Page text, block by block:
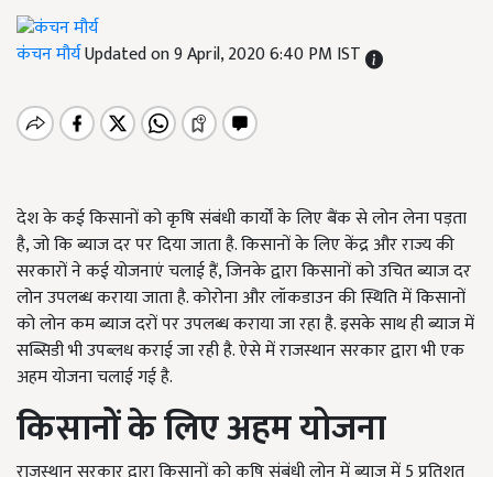
कंचन मौर्यUpdated on 9 April, 2020 6:40 PM IST
देश के कई किसानों को कृषि संबंधी कार्यों के लिए बैंक से लोन लेना पड़ता
है, जो कि ब्याज दर पर दिया जाता है. किसानों के लिए केंद्र और राज्य की
सरकारों ने कई योजनाएं चलाई हैं, जिनके द्वारा किसानों को उचित ब्याज दर
लोन उपलब्ध कराया जाता है. कोरोना और लॉकडाउन की स्थिति में किसानों
को लोन कम ब्याज दरों पर उपलब्ध कराया जा रहा है. इसके साथ ही ब्याज में
सब्सिडी भी उपब्लध कराई जा रही है. ऐसे में राजस्थान सरकार द्वारा भी एक
अहम योजना चलाई गई है.
किसानों के लिए अहम योजना